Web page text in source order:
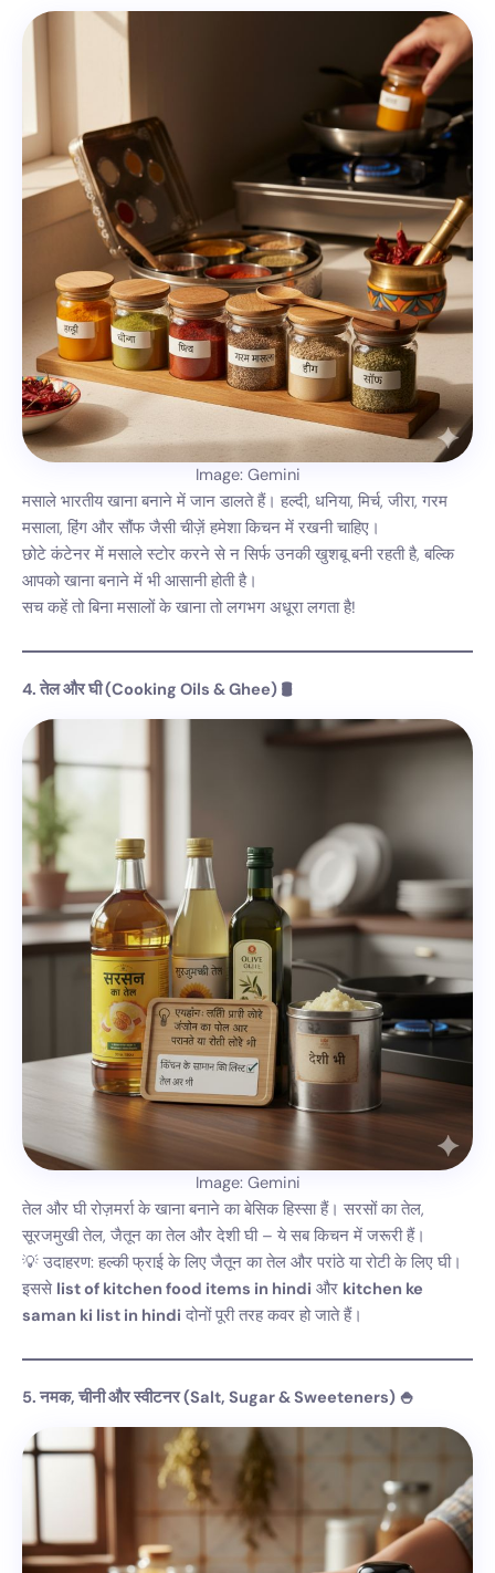
Image: Gemini
मसाले भारतीय खाना बनाने में जान डालते हैं। हल्दी, धनिया, मिर्च, जीरा, गरम
मसाला, हिंग और सौंफ जैसी चीज़ें हमेशा किचन में रखनी चाहिए।
छोटे कंटेनर में मसाले स्टोर करने से न सिर्फ उनकी खुशबू बनी रहती है, बल्कि
आपको खाना बनाने में भी आसानी होती है।
सच कहें तो बिना मसालों के खाना तो लगभग अधूरा लगता है!
4. तेल और घी (Cooking Oils & Ghee) 🛢️
Image: Gemini
तेल और घी रोज़मर्रा के खाना बनाने का बेसिक हिस्सा हैं। सरसों का तेल,
सूरजमुखी तेल, जैतून का तेल और देशी घी – ये सब किचन में जरूरी हैं।
💡 उदाहरण: हल्की फ्राई के लिए जैतून का तेल और परांठे या रोटी के लिए घी।
इससे list of kitchen food items in hindi और kitchen ke
saman ki list in hindi दोनों पूरी तरह कवर हो जाते हैं।
5. नमक, चीनी और स्वीटनर (Salt, Sugar & Sweeteners) 🍚